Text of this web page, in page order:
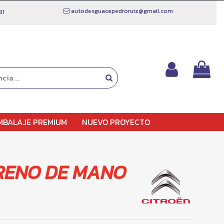
autodesguacepedroruiz@gmail.com
PREMIUM NUEVO PROYECTO
DE MANO